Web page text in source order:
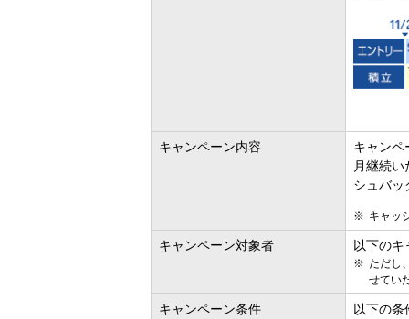
キャンペーン内容
キャンペ
月継続
シュバッ
キャッ
キャンペーン対象者 以下の
ただし
せてい
キャンペーン条件
以下の